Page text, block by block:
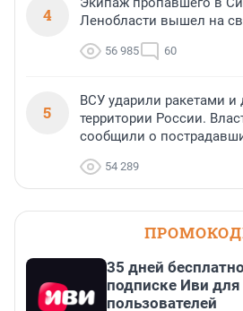
4
Ленобласти вышел на
56 985 60
5
ВСУ ударили ракетами и
территории России.
сообщили о
54 289
35 дней
подписке Иви
пользователей